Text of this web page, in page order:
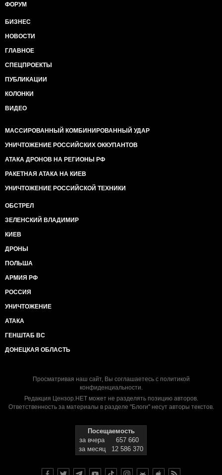
ФОРУМ
БИЗНЕС
НОВОСТИ
ГЛАВНОЕ
СПЕЦПРОЕКТЫ
ПУБЛИКАЦИИ
КОЛОНКИ
ВИДЕО
МАССИРОВАННЫЙ КОМБИНИРОВАННЫЙ УДАР
УНИЧТОЖЕНИЕ РОССИЙСКИХ ОККУПАНТОВ
АТАКА ДРОНОВ НА РЕГИОНЫ РФ
РАКЕТНАЯ АТАКА НА КИЕВ
УНИЧТОЖЕНИЕ РОССИЙСКОЙ ТЕХНИКИ
ОБСТРЕЛ
ЗЕЛЕНСКИЙ ВЛАДИМИР
КИЕВ
ДРОНЫ
ПОЛЬША
АРМИЯ РФ
РОССИЯ
УНИЧТОЖЕНИЕ
АТАКА
ГЕНШТАБ ВС
ДОНЕЦКАЯ ОБЛАСТЬ
Просматривая наш сайт, Вы соглашаетесь с политикой
конфиденциальности.
Редакция Цензор.НЕТ может не разделять позицию авторов.
Ответственность за материалы в разделе "Блоги" несут авторы текстов.
Посещаемость
за вчера
657 660
за месяц
12 586 370